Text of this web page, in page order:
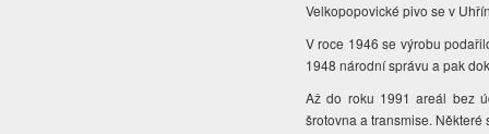
Velkopopovické pivo se v
V roce 1946 se výrobu
1948 národní správu a pak
Až do roku 1991 areál bez
šrotovna a transmise.